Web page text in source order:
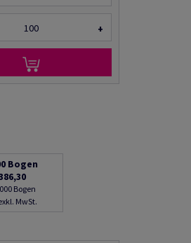
+
Bogen
Bogen
MwSt.